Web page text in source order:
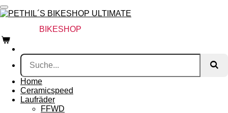
Zum
Hauptinhalt
BIKESHOP
Home
Ceramicspeed
Laufräder
FFWD